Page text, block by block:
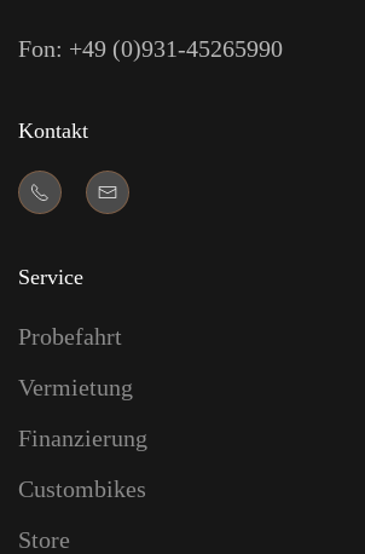
Fon: +49 (0)931-45265990
Kontakt
Service
Probefahrt
Vermietung
Finanzierung
Custombikes
Store